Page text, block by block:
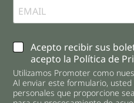
C
e
c
k
Acepto recibir sus
acepto la Política de
Utilizamos Promoter como
Al enviar este formulario,
personales que proporcione